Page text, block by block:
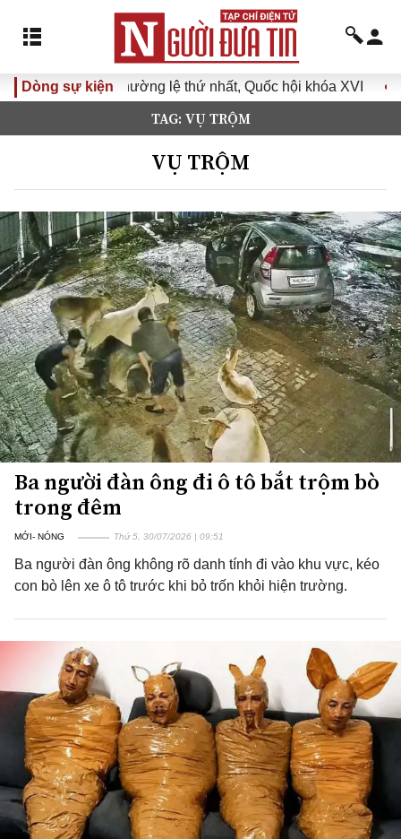
Dòng sự kiện
lệ thứ nhất, Quốc hội khóa XVI Đưa Nghị quyết Đại
TAG: VỤ TRỘM
VỤ TRỘM
Ba người đàn ông đi ô tô bắt trộm bò
trong đêm
MỚI- NÓNG Thứ 5, 30/07/2026 | 09:51
Ba người đàn ông không rõ danh tính đi vào khu vực, kéo
con bò lên xe ô tô trước khi bỏ trốn khỏi hiện trường.